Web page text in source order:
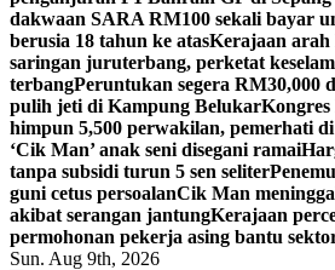
dakwaan SARA RM100 sekali bayar
berusia 18 tahun ke atasKerajaan arah
saringan juruterbang, perketat
terbangPeruntukan segera RM30,000
pulih jeti di Kampung BelukarKongres
himpun 5,500 perwakilan, pemerhati
‘Cik Man’ anak seni disegani ramai
tanpa subsidi turun 5 sen seliter
guni cetus persoalanCik Man
akibat serangan jantungKerajaan
permohonan pekerja asing bantu
Sun. Aug 9th, 2026